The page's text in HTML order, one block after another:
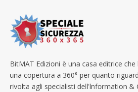
BitMAT Edizioni è una casa editrice
una copertura a 360° per quanto
rivolta agli specialisti dell'lnformation &